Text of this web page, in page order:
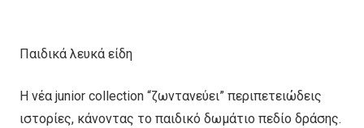
Παιδικά λευκά είδη
Η νέα junior collection “ζωντανεύει” περιπετειώδεις
ιστορίες, κάνοντας το παιδικό δωμάτιο πεδίο δράσης.